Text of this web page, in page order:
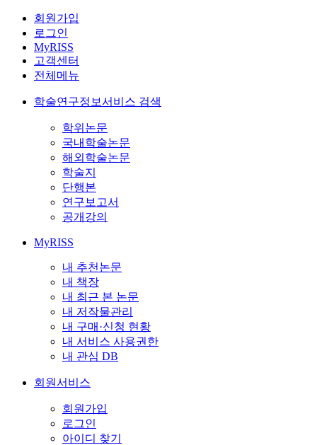
회원가입
로그인
MyRISS
고객센터
전체메뉴
학술연구정보서비스 검색
학위논문
국내학술논문
해외학술논문
학술지
단행본
연구보고서
공개강의
MyRISS
내 추천논문
내 책장
내 최근 본 논문
내 저작물관리
내 구매·신청 현황
내 서비스 사용권한
내 관심 DB
회원서비스
회원가입
로그인
아이디 찾기